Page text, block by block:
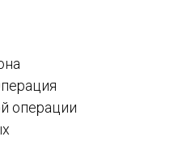
операции